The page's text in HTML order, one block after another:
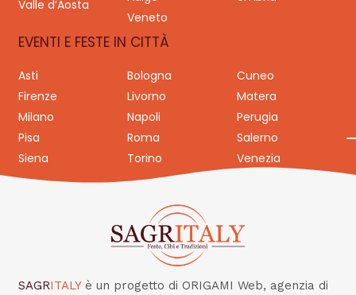
Valle d’Aosta
Veneto
EVENTI E FESTE IN CITTÀ
Asti Bologna
Cuneo
Firenze
Livorno
Matera
Milano
Napoli
Perugia
Pisa
Roma
Salerno
Siena
Torino Venezia
SAGRITALY è un progetto di ORIGAMI Web, agenzia di